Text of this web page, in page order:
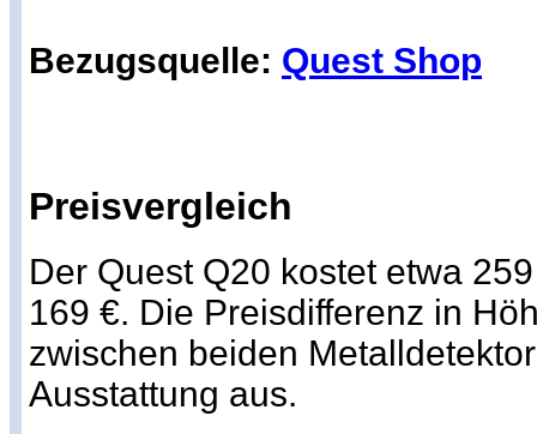
Bezugsquelle: Quest Shop
Preisvergleich
Der Quest Q20 kostet etwa
169 €. Die Preisdifferenz in
zwischen beiden
Ausstattung aus.